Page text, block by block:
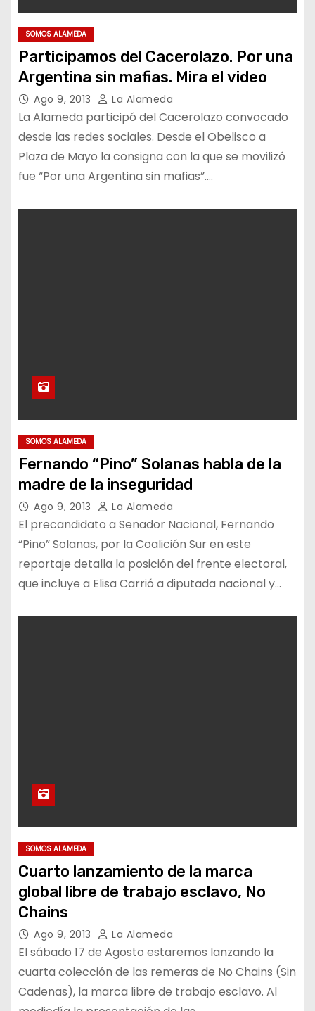
SOMOS ALAMEDA
Participamos del Cacerolazo. Por una
Argentina sin mafias. Mira el video
Ago 9, 2013 La Alameda
La Alameda participó del Cacerolazo convocado
desde las redes sociales. Desde el Obelisco a
Plaza de Mayo la consigna con la que se movilizó
fue “Por una Argentina sin mafias”.…
SOMOS ALAMEDA
Fernando “Pino” Solanas habla de la
madre de la inseguridad
Ago 9, 2013 La Alameda
El precandidato a Senador Nacional, Fernando
“Pino” Solanas, por la Coalición Sur en este
reportaje detalla la posición del frente electoral,
que incluye a Elisa Carrió a diputada nacional y…
SOMOS ALAMEDA
Cuarto lanzamiento de la marca
global libre de trabajo esclavo, No
Chains
Ago 9, 2013 La Alameda
El sábado 17 de Agosto estaremos lanzando la
cuarta colección de las remeras de No Chains (Sin
Cadenas), la marca libre de trabajo esclavo. Al